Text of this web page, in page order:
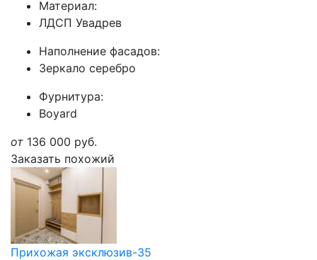
Материал:
ЛДСП Увадрев
Наполнение фасадов:
Зеркало серебро
Фурнитура:
Boyard
от 136 000 руб.
Заказать похожий
Прихожая эксклюзив-35